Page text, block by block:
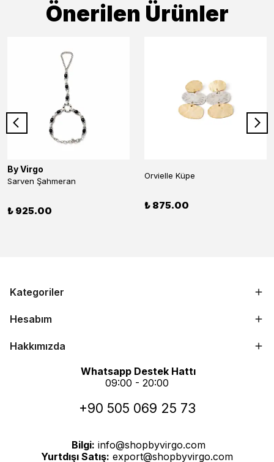
Önerilen Ürünler
By Virgo
Sarven Şahmeran
₺ 925.00
Orvielle Küpe
₺ 875.00
Kategoriler
Hesabım
Hakkımızda
Whatsapp Destek Hattı
09:00 - 20:00
+90 505 069 25 73
Bilgi: info@shopbyvirgo.com
Yurtdışı Satış: export@shopbyvirgo.com